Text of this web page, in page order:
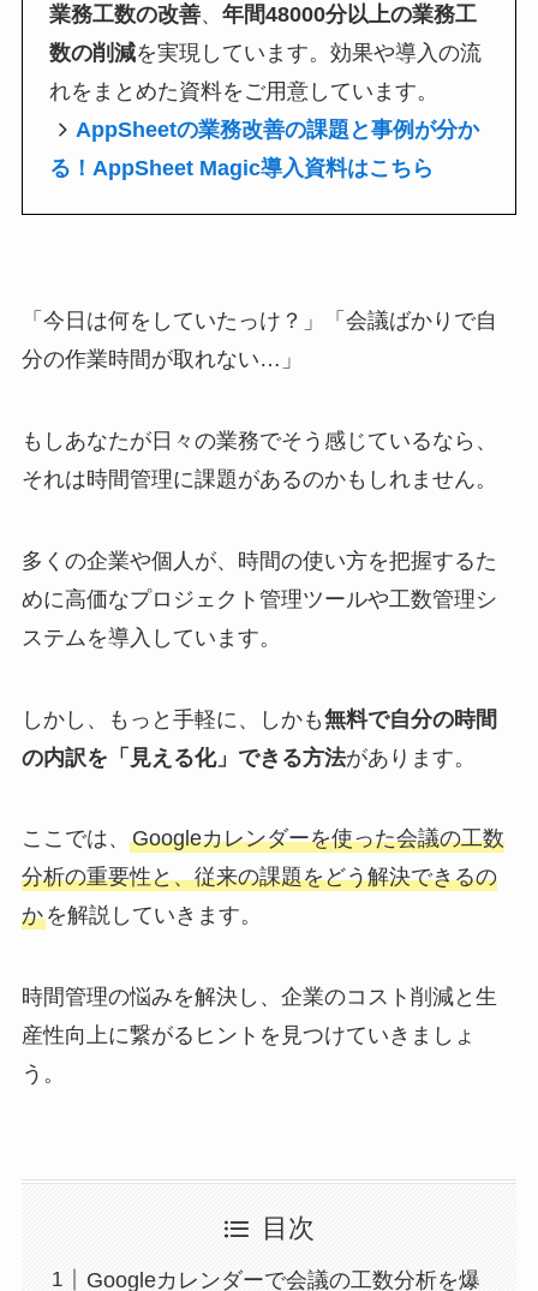
業務工数の改善、年間48000分以上の業務工
数の削減を実現しています。効果や導入の流
れをまとめた資料をご用意しています。
AppSheetの業務改善の課題と事例が分か
る！AppSheet Magic導入資料はこちら
「今日は何をしていたっけ？」「会議ばかりで自
分の作業時間が取れない…」
もしあなたが日々の業務でそう感じているなら、
それは時間管理に課題があるのかもしれません。
多くの企業や個人が、時間の使い方を把握するた
めに高価なプロジェクト管理ツールや工数管理シ
ステムを導入しています。
しかし、もっと手軽に、しかも無料で自分の時間
の内訳を「見える化」できる方法があります。
ここでは、 Googleカレンダーを使った会議の工数
分析の重要性と、従来の課題をどう解決できるの
かを解説していきます。
時間管理の悩みを解決し、企業のコスト削減と生
産性向上に繋がるヒントを見つけていきましょ
う。
目次
Googleカレンダーで会議の工数分析を爆